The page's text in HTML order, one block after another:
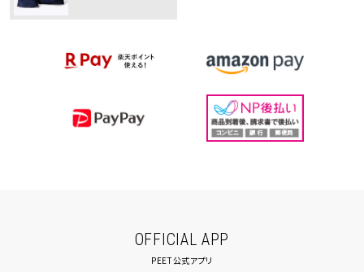
OFFICIAL APP
PEET公式アプリ